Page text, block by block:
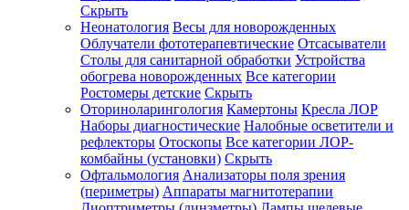
Скрыть
Неонатология Весы для новорожденных
Облучатели фототерапевтические Отсасыватели
Столы для санитарной обработки Устройства
обогрева новорожденных Все категории
Ростомеры детские Скрыть
Оториноларингология Камертоны Кресла ЛОР
Наборы диагностические Налобные осветители и
рефлекторы Отоскопы Все категории ЛОР-
комбайны (установки) Скрыть
Офтальмология Анализаторы поля зрения
(периметры) Аппараты магнитотерапии